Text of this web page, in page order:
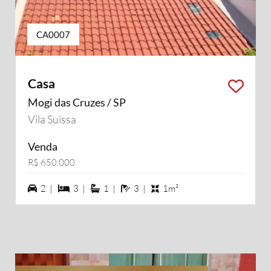
CA0007
Casa
Mogi das Cruzes / SP
Vila Suissa
Venda
R$ 650.000
2 vagas na garagem
2 | 3 dormiórios
3 | 1 suítes
1 | 3 banheiros
3 | 1m²